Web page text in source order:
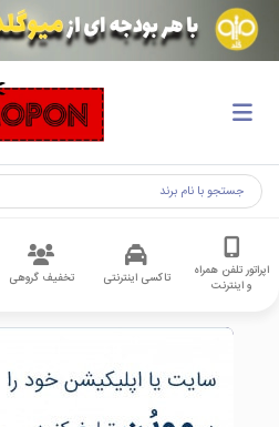
اپراتور تلفن همراه
و اینترنت
تاکسی اینترنتی تخفیف گروهی